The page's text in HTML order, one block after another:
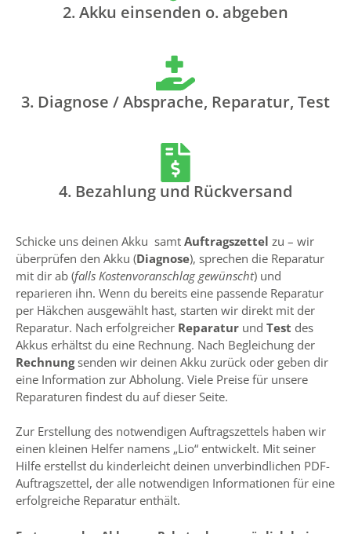
2. Akku einsenden o. abgeben
3. Diagnose / Absprache, Reparatur, Test
4. Bezahlung und Rückversand
Schicke uns deinen Akku samt Auftragszettel zu – wir
überprüfen den Akku (Diagnose), sprechen die Reparatur
mit dir ab (falls Kostenvoranschlag gewünscht) und
reparieren ihn. Wenn du bereits eine passende Reparatur
per Häkchen ausgewählt hast, starten wir direkt mit der
Reparatur. Nach erfolgreicher Reparatur und Test des
Akkus erhältst du eine Rechnung. Nach Begleichung der
Rechnungsenden wir deinen Akku zurück oder geben dir
eine Information zur Abholung. Viele Preise für unsere
Reparaturen findest du auf dieser Seite.
Zur Erstellung des notwendigen Auftragszettels haben wir
einen kleinen Helfer namens „Lio“ entwickelt. Mit seiner
Hilfe erstellst du kinderleicht deinen unverbindlichen PDF-
Auftragszettel, der alle notwendigen Informationen für eine
erfolgreiche Reparatur enthält.